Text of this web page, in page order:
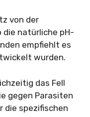
von der
die natürliche pH-
empfiehlt es
wurden.
das Fell
gegen Parasiten
die spezifischen